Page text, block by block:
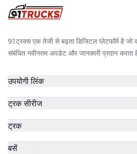
91ट्रक्स एक तेजी से बढ़ता डिजिटल प्लेटफॉर्म है जो
संबंधित नवीनतम अपडेट और जानकारी प्रदान करता
उपयोगी लिंक
ट्रक सीरीज
ट्रक
बसें